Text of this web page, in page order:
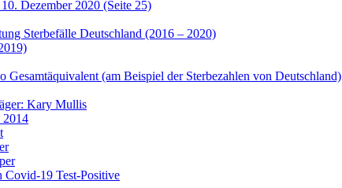
Dezember 2020 (Seite 25)
Sterbefälle Deutschland (2016 – 2020)
Gesamtäquivalent (am Beispiel der Sterbezahlen von Deutschland)
Kary Mullis
2014
Covid-19 Test-Positive